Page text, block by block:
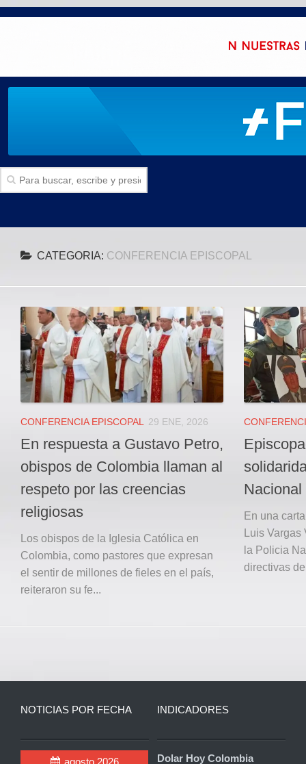
Politica
Local
Deportes
JUDICIAL
ÁREA METROPOLITANA
REGIONAL
DEPARTAMENTAL
Internacional
OPINIÓN
Contactenos
facebook
Twitter
Instagram
Registro ISSN: 2711-3299
CATEGORIA: CONFERENCIA EPISCOPAL
CONFERENCIA EPISCOPAL 29 ENE, 2026
En respuesta a Gustavo Petro,
obispos de Colombia llaman al
respeto por las creencias
religiosas
Los obispos de la Iglesia Católica en
Colombia, como pastores que expresan
el sentir de millones de fieles en el país,
reiteraron su fe...
Nacional
En una
Luis
la Policia
directivas
NOTICIAS POR FECHA
agosto 2026
INDICADORES
Dolar Hoy Colombia